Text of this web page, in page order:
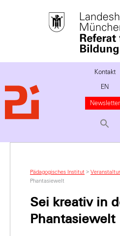
Kontakt
EN
Newsletter
Pädagogisches Institut >
Phantasiewelt
Sei kreativ in
Phantasiewelt